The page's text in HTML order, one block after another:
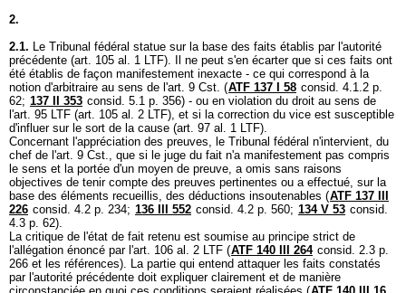
2.
2.1. Le Tribunal fédéral statue sur la base des faits établis par l'autorité
précédente (art. 105 al. 1 LTF). Il ne peut s'en écarter que si ces faits ont
été établis de façon manifestement inexacte - ce qui correspond à la
notion d'arbitraire au sens de l'art. 9 Cst. (ATF 137 I 58 consid. 4.1.2 p.
62; 137 II 353 consid. 5.1 p. 356) - ou en violation du droit au sens de
l'art. 95 LTF (art. 105 al. 2 LTF), et si la correction du vice est susceptible
d'influer sur le sort de la cause (art. 97 al. 1 LTF).
Concernant l'appréciation des preuves, le Tribunal fédéral n'intervient, du
chef de l'art. 9 Cst., que si le juge du fait n'a manifestement pas compris
le sens et la portée d'un moyen de preuve, a omis sans raisons
objectives de tenir compte des preuves pertinentes ou a effectué, sur la
base des éléments recueillis, des déductions insoutenables (ATF 137 III
226 consid. 4.2 p. 234; 136 III 552 consid. 4.2 p. 560; 134 V 53 consid.
4.3 p. 62).
La critique de l'état de fait retenu est soumise au principe strict de
l'allégation énoncé par l'art. 106 al. 2 LTF (ATF 140 III 264 consid. 2.3 p.
266 et les références). La partie qui entend attaquer les faits constatés
par l'autorité précédente doit expliquer clairement et de manière